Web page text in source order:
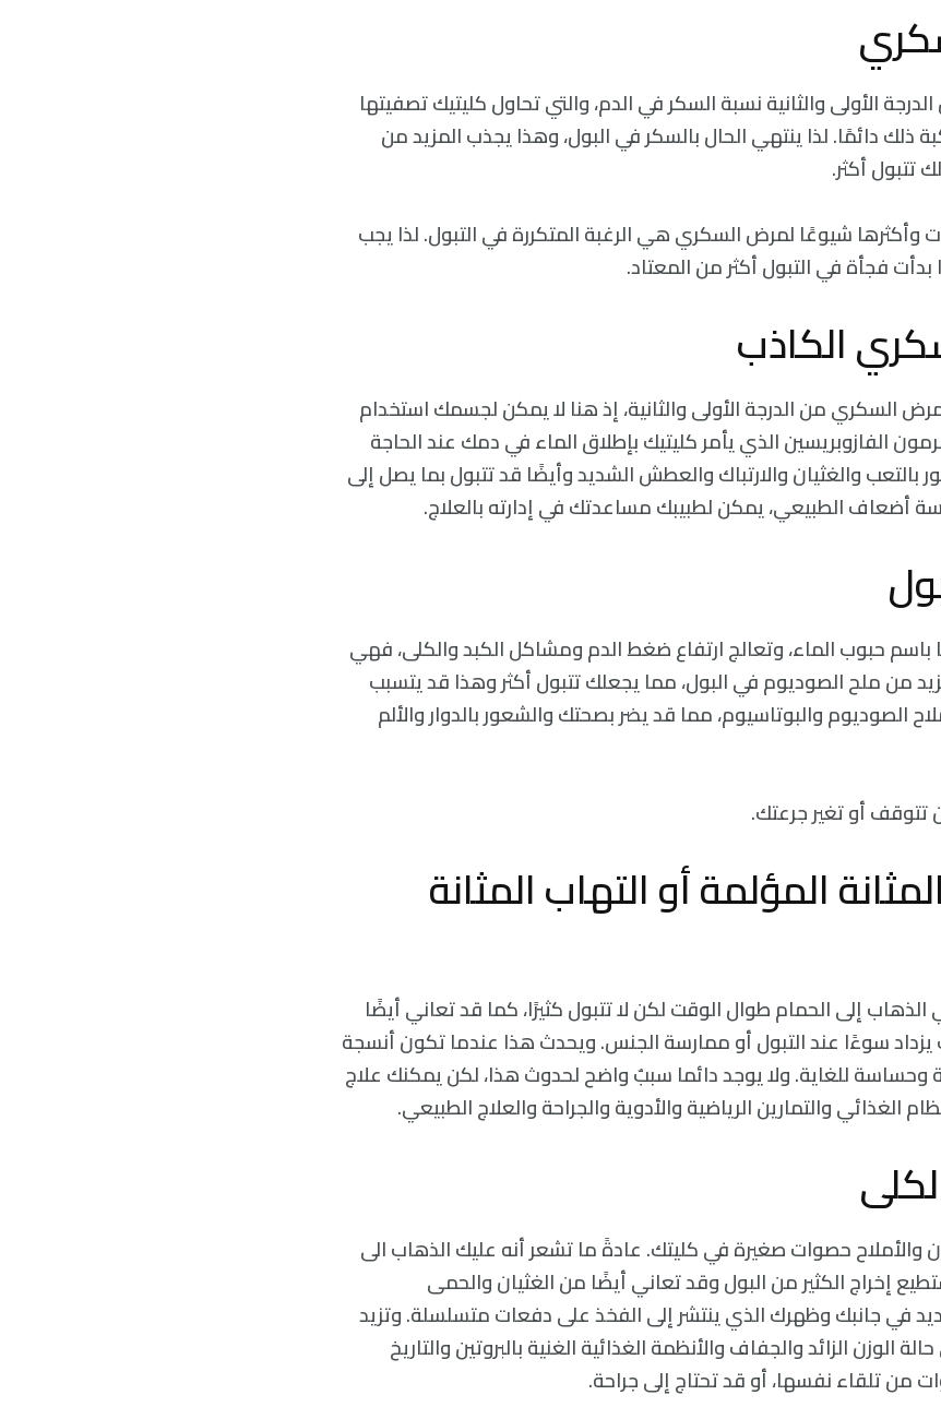
الأولى والثانية نسبة السكر في الدم، والتي تحاول كليتيك تصفيتها
ذلك دائمًا. لذا ينتهي الحال بالسكر في البول، وهذا يجذب المزيد من
أكثر.
وأكثرها شيوعًا لمرض السكري هي الرغبة المتكررة في التبول. لذا يجب
فجأة في التبول أكثر من المعتاد.
السكري من الدرجة الأولى والثانية، إذ هنا لا يمكن لجسمك استخدام
الفازوبريسين الذي يأمر كليتيك بإطلاق الماء في دمك عند الحاجة
بالتعب والغثيان والارتباك والعطش الشديد وأيضًا قد تتبول بما يصل إلى
باسم حبوب الماء، وتعالج ارتفاع ضغط الدم ومشاكل الكبد والكلى، فهي
من ملح الصوديوم في البول، مما يجعلك تتبول أكثر وهذا قد يتسبب
الصوديوم والبوتاسيوم، مما قد يضر بصحتك والشعور بالدوار والألم
أو تغير جرعتك.
المؤلمة أو التهاب المثانة
الذهاب إلى الحمام طوال الوقت لكن لا تتبول كثيرًا، كما قد تعاني أيضًا
سوءًا عند التبول أو ممارسة الجنس. ويحدث هذا عندما تكون أنسجة
وحساسة للغاية. ولا يوجد دائما سببٌ واضح لحدوث هذا، لكن يمكنك علاج
الغذائي والتمارين الرياضية والأدوية والجراحة والعلاج الطبيعي.
حصوات صغيرة في كليتك. عادةً ما تشعر أنه عليك الذهاب الى
إخراج الكثير من البول وقد تعاني أيضًا من الغثيان والحمى
في جانبك وظهرك الذي ينتشر إلى الفخذ على دفعات متسلسلة. وتزيد
الوزن الزائد والجفاف والأنظمة الغذائية الغنية بالبروتين والتاريخ
من تلقاء نفسها، أو قد تحتاج إلى جراحة.